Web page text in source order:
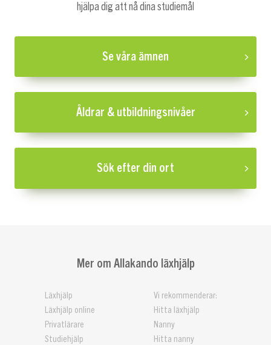
hjälpa dig att nå dina studiemål
Se våra ämnen
Åldrar & utbildningsnivåer
Sök efter din ort
Mer om Allakando läxhjälp
Läxhjälp
Läxhjälp online
Privatlärare
Studiehjälp
Vi rekommenderar:
Hitta läxhjälp
Nanny
Hitta nanny